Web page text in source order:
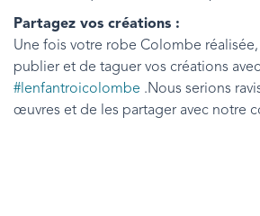
Partagez vos créations :
Une fois votre robe Colombe réalisée,
publier et de taguer vos créations
#lenfantroicolombe .Nous serions
œuvres et de les partager avec notre